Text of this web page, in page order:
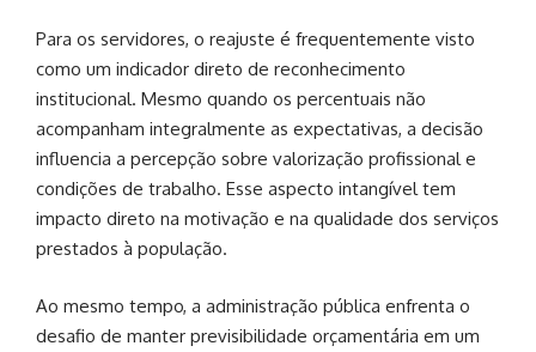
Para os servidores, o reajuste é frequentemente visto
como um indicador direto de reconhecimento
institucional. Mesmo quando os percentuais não
acompanham integralmente as expectativas, a decisão
influencia a percepção sobre valorização profissional e
condições de trabalho. Esse aspecto intangível tem
impacto direto na motivação e na qualidade dos serviços
prestados à população.
Ao mesmo tempo, a administração pública enfrenta o
desafio de manter previsibilidade orçamentária em um